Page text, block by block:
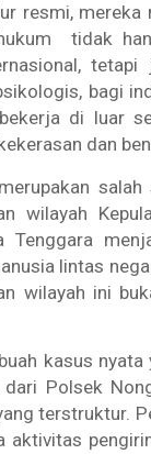
resmi,
tidak
tetapi
bagi
di luar
dan
wilayah
Tenggara
lintas
wilayah ini
kasus
Polsek
terstruktur.
aktivitas